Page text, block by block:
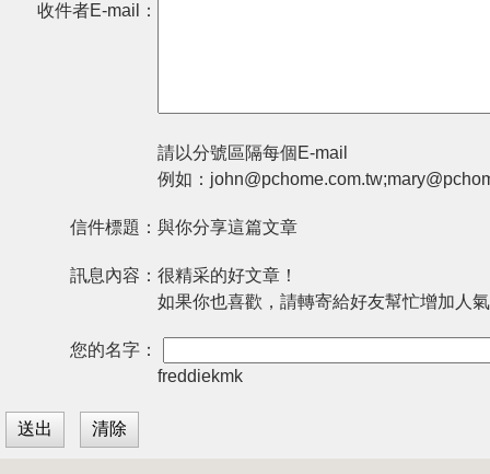
收件者E-mail：
請以分號區隔每個E-mail
例如：
信件標題： 與你分享這篇文章
訊息內容： 很精采的好文章！
如果你也喜歡，請轉寄給好友幫忙增加人
您的名字：
freddiekmk